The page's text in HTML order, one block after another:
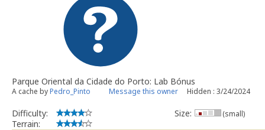
Parque Oriental da Cidade do Porto: Lab Bónus
A cache byPedro_Pinto Message this owner Hidden : 3/24/2024
Difficulty:
Terrain:
Size: (small)